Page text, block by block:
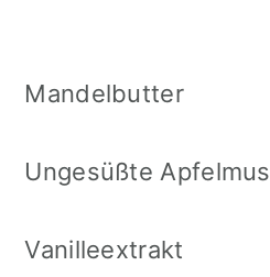
Mandelbutter
Ungesüßte Apfelmus
Vanilleextrakt